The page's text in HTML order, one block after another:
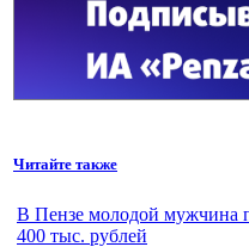
Читайте также
В Пензе молодой мужчина
400 тыс. рублей